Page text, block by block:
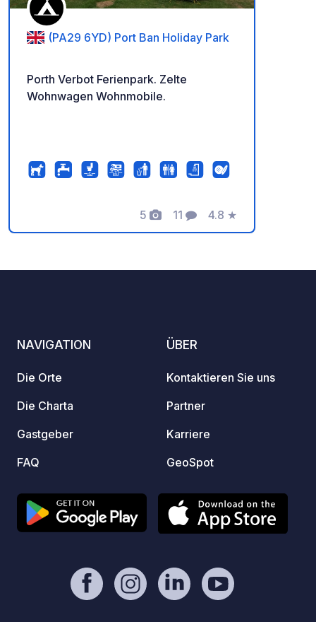
(PA29 6YD) Port Ban Holiday Park
Porth Verbot Ferienpark. Zelte
Wohnwagen Wohnmobile.
5
Fotos
11
Kommentare
4.8
Bewertung
★
NAVIGATION
Die Orte
Die Charta
Gastgeber
FAQ
ÜBER
Kontaktieren Sie uns
Partner
Karriere
GeoSpot